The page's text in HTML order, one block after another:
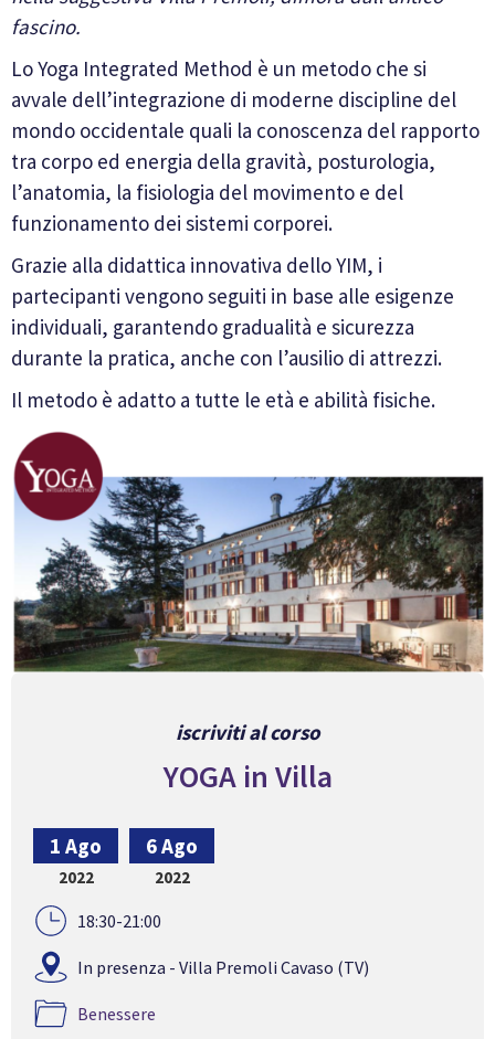
fascino.
Lo Yoga Integrated Method è un metodo che si
avvale dell’integrazione di moderne discipline del
mondo occidentale quali la conoscenza del rapporto
tra corpo ed energia della gravità, posturologia,
l’anatomia, la fisiologia del movimento e del
funzionamento dei sistemi corporei.
Grazie alla didattica innovativa dello YIM, i
partecipanti vengono seguiti in base alle esigenze
individuali, garantendo gradualità e sicurezza
durante la pratica, anche con l’ausilio di attrezzi.
Il metodo è adatto a tutte le età e abilità fisiche.
iscriviti al corso
YOGA in Villa
1 Ago
2022
6 Ago
2022
18:30-21:00
In presenza - Villa Premoli Cavaso (TV)
Benessere